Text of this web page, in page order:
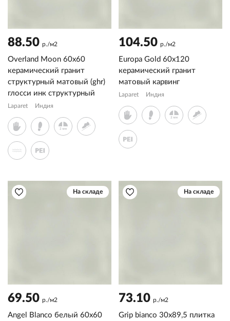
88.50 р./м2
Overland Moon 60x60
керамический гранит
структурный матовый (ghr)
глосси инк структурный
Laparet Индия
104.50 р./м2
Europa Gold 60x120
керамический гранит
матовый карвинг
Laparet Индия
На складе
69.50 р./м2
Angel Blanco белый 60x60
На складе
73.10 р./м2
Grip bianco 30x89,5 плитка